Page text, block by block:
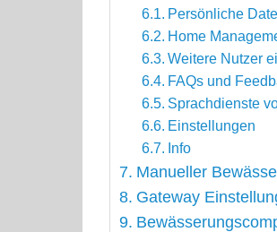
Persönliche
Home
Weitere Nutzer
FAQs und
Sprachdienste
Einstellungen
Info
Manueller
Gateway